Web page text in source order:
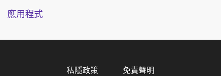
應用程式
私隱政策
免責聲明